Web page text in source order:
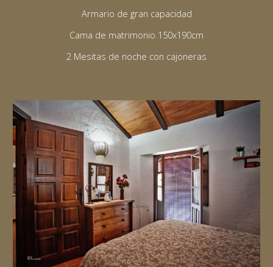
Armario de gran capacidad
Cama de matrimonio 150x190cm
2 Mesitas de noche con cajoneras